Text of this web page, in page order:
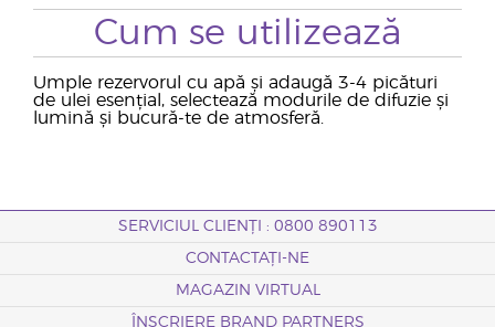
Cum se utilizează
Umple rezervorul cu apă și adaugă 3-4 picături
de ulei esențial, selectează modurile de difuzie și
lumină și bucură-te de atmosferă.
SERVICIUL CLIENȚI : 0800 890113
CONTACTAȚI-NE
MAGAZIN VIRTUAL
ÎNSCRIERE BRAND PARTNERS